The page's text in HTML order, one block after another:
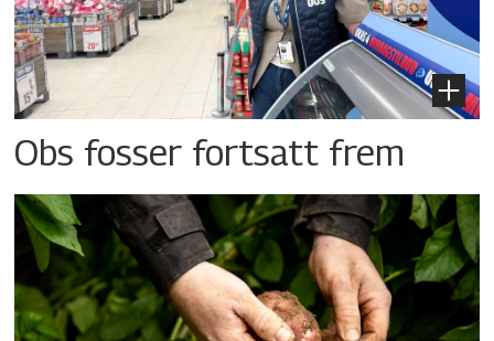
Obs fosser fortsatt frem